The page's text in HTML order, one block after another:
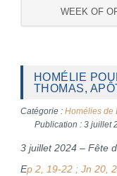
WEEK OF
HOMÉLIE
THOMAS,
Catégorie : Homélies de
Publication : 3 juillet
3 juillet 2024 – Fête
Ep 2, 19-22 ; Jn 20,